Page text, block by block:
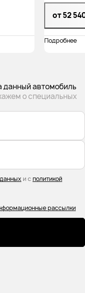
от 52
Подробнее
данный автомобиль
о специальных
и сполитикой
рассылки